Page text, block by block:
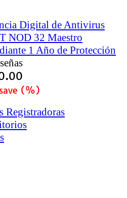
Digital de Antivirus
NOD 32 Maestro
1 Año de Protección
(%)
Registradoras